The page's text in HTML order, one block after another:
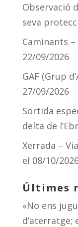
Observació
seva
Caminants –
22/09/2026
GAF (Grup
27/09/2026
Sortida
delta de
Xerrada –
el 08/10/
Últimes
«No ens
d’aterratge;